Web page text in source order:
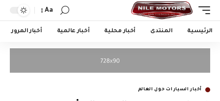
Aa
الرئيسية المنتدى أخبار محلية أخبار عالمية أخبار المرور
أخبار السيارات حول العالم